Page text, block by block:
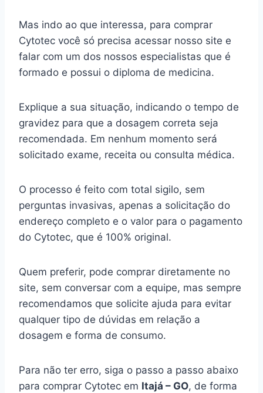
Mas indo ao que interessa, para comprar
Cytotec você só precisa acessar nosso site e
falar com um dos nossos especialistas que é
formado e possui o diploma de medicina.
Explique a sua situação, indicando o tempo de
gravidez para que a dosagem correta seja
recomendada. Em nenhum momento será
solicitado exame, receita ou consulta médica.
O processo é feito com total sigilo, sem
perguntas invasivas, apenas a solicitação do
endereço completo e o valor para o pagamento
do Cytotec, que é 100% original.
Quem preferir, pode comprar diretamente no
site, sem conversar com a equipe, mas sempre
recomendamos que solicite ajuda para evitar
qualquer tipo de dúvidas em relação a
dosagem e forma de consumo.
Para não ter erro, siga o passo a passo abaixo
para comprar Cytotec em Itajá – GO, de forma